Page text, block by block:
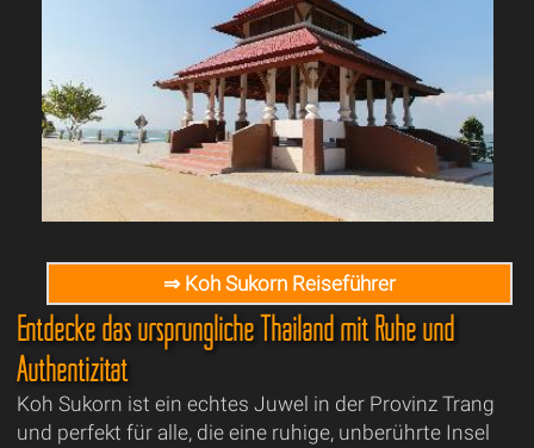
⇒ Koh Sukorn Reiseführer
Entdecke das ursprüngliche Thailand mit Ruhe und
Authentizität
Koh Sukorn ist ein echtes Juwel in der Provinz Trang
und perfekt für alle, die eine ruhige, unberührte Insel